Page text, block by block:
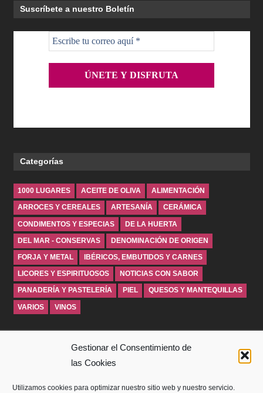
Gestionar el Consentimiento de
las Cookies
Utilizamos cookies para optimizar nuestro sitio web y nuestro servicio.
Suscríbete a nuestro Boletín
Categorías
1000 LUGARES ACEITE DE OLIVA ALIMENTACIÓN
ARROCES Y CEREALES ARTESANÍA CERÁMICA
CONDIMENTOS Y ESPECIAS DE LA HUERTA
DEL MAR - CONSERVAS DENOMINACIÓN DE ORIGEN
FORJA Y METAL IBÉRICOS, EMBUTIDOS Y CARNES
LICORES Y ESPIRITUOSOS NOTICIAS CON SABOR
PANADERÍA Y PASTELERÍA PIEL QUESOS Y MANTEQUILLAS
VARIOS VINOS
SOBRE WINDROSEBLOG
AVISO LEGAL